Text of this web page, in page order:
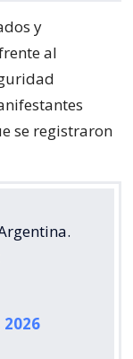
y
al
se registraron